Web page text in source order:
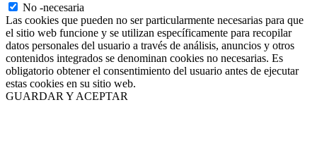
No -necesaria
Las cookies que pueden no ser particularmente necesarias para que
el sitio web funcione y se utilizan específicamente para recopilar
datos personales del usuario a través de análisis, anuncios y otros
contenidos integrados se denominan cookies no necesarias. Es
obligatorio obtener el consentimiento del usuario antes de ejecutar
estas cookies en su sitio web.
GUARDAR Y ACEPTAR